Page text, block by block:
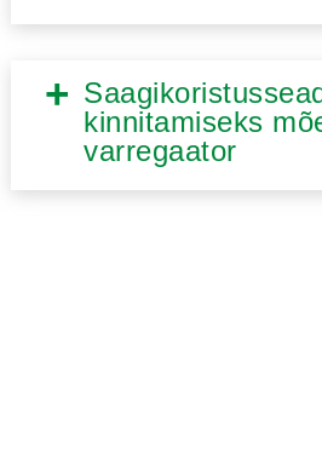
kinnitamiseks
varregaator